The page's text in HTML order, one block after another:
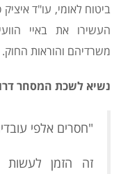
ביטוח לאומי, עו"ד
העשירו את באיי
משרדיהם והוראות החוק.
נשיא לשכת המסחר
"חסרים אלפי
זה הזמן